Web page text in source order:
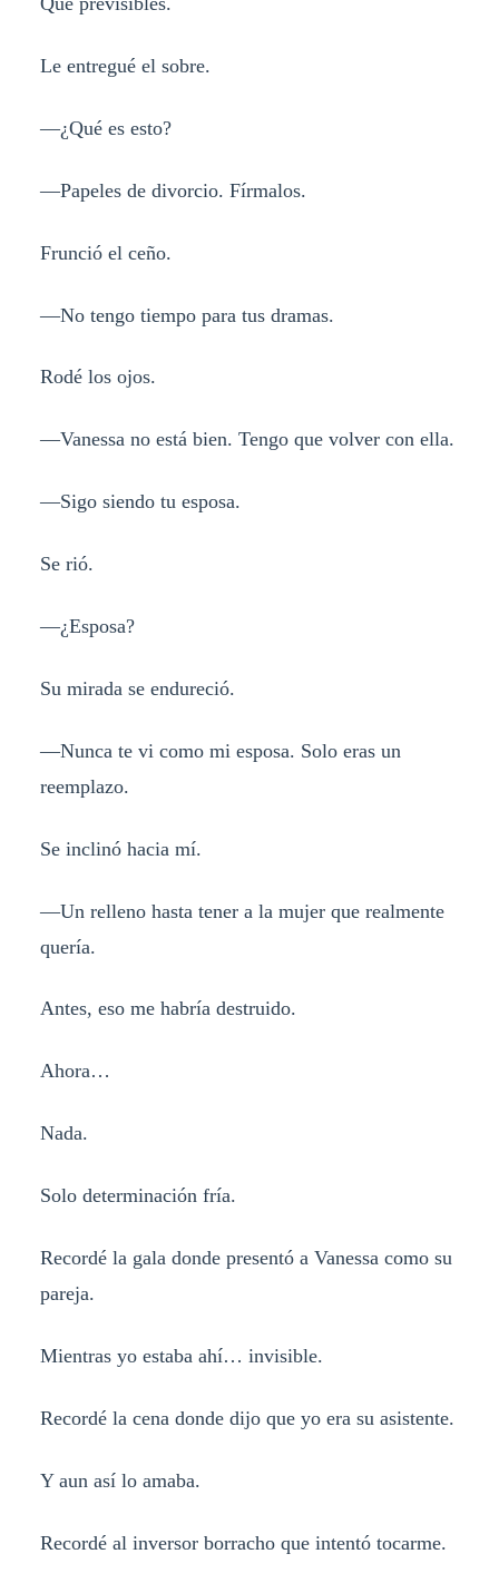
Le entregué el sobre.
—¿Qué es esto?
—Papeles de divorcio. Fírmalos.
Frunció el ceño.
—No tengo tiempo para tus dramas.
Rodé los ojos.
—Vanessa no está bien. Tengo que volver con ella.
—Sigo siendo tu esposa.
Se rió.
—¿Esposa?
Su mirada se endureció.
—Nunca te vi como mi esposa. Solo eras un
reemplazo.
Se inclinó hacia mí.
—Un relleno hasta tener a la mujer que realmente
quería.
Antes, eso me habría destruido.
Ahora…
Nada.
Solo determinación fría.
Recordé la gala donde presentó a Vanessa como su
pareja.
Mientras yo estaba ahí… invisible.
Recordé la cena donde dijo que yo era su asistente.
Y aun así lo amaba.
Recordé al inversor borracho que intentó tocarme.